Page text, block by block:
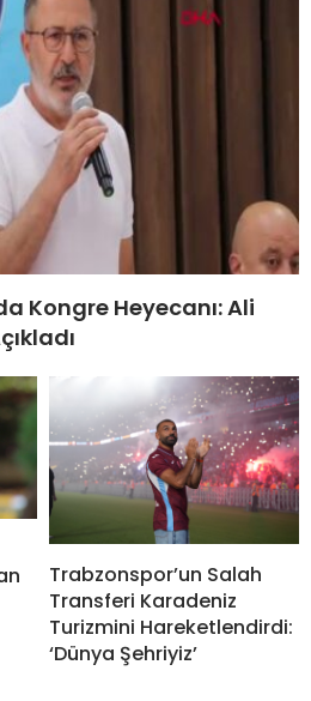
Kongre Heyecanı: Ali
Trabzonspor’un Salah
Transferi Karadeniz
Turizmini Hareketlendirdi:
‘Dünya Şehriyiz’